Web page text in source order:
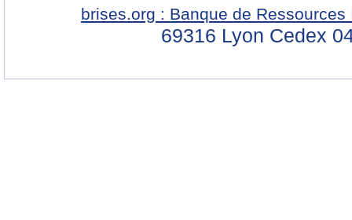
brises.org : Banque de
69316 Lyon Cedex